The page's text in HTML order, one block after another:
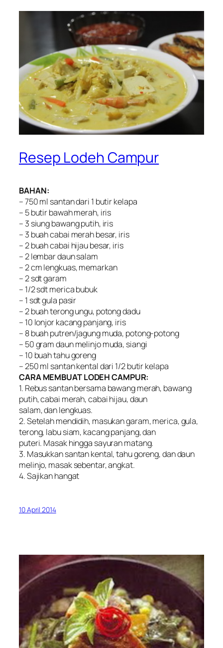
Resep Lodeh Campur
BAHAN:
– 750 ml santan dari 1 butir kelapa
– 5 butir bawah merah, iris
– 3 siung bawang putih, iris
– 3 buah cabai merah besar, iris
– 2 buah cabai hijau besar, iris
– 2 lembar daun salam
– 2 cm lengkuas, memarkan
– 2 sdt garam
– 1/2 sdt merica bubuk
– 1 sdt gula pasir
– 2 buah terong ungu, potong dadu
– 10 lonjor kacang panjang, iris
– 8 buah putren/jagung muda, potong-potong
– 50 gram daun melinjo muda, siangi
– 10 buah tahu goreng
– 250 ml santan kental dari 1/2 butir kelapa
CARA MEMBUAT LODEH CAMPUR:
1. Rebus santan bersama bawang merah, bawang
putih, cabai merah, cabai hijau, daun
salam, dan lengkuas.
2. Setelah mendidih, masukan garam, merica, gula,
terong, labu siam, kacang panjang, dan
puteri. Masak hingga sayuran matang.
3. Masukkan santan kental, tahu goreng, dan daun
melinjo, masak sebentar, angkat.
4. Sajikan hangat
10 April 2014